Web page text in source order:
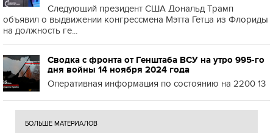
Следующий президент США Дональд Трамп
объявил о выдвижении конгрессмена Мэтта Гетца из Флориды
на должность ге...
Сводка с фронта от Генштаба ВСУ на утро 995-го
дня войны 14 ноября 2024 года
Оперативная информация по состоянию на 2200 13
БОЛЬШЕ МАТЕРИАЛОВ